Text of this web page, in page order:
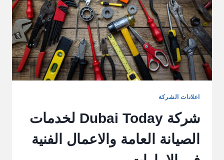
اعلانات الشركة
شركة Dubai Today لخدمات
الصيانة العامة والاعمال الفنية